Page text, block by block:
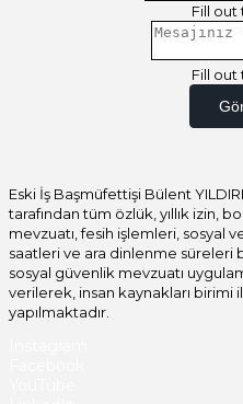
Fill out
Fill out
Eski İş Başmüfettişi Bülent
tarafından tüm özlük, yıllık izin,
mevzuatı, fesih işlemleri, sosyal
saatleri ve ara dinlenme süreleri
sosyal güvenlik mevzuatı
verilerek, insan kaynakları
yapılmaktadır.